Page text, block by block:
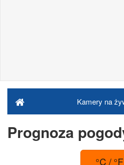
Kamery na
Prognoza
°C / °F